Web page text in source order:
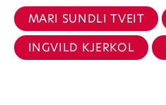
MARI SUNDLI TVEIT
INGVILD KJERKOL